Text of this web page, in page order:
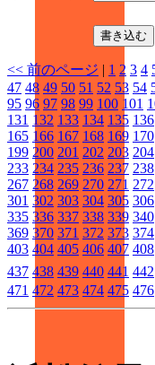
<< 前のページ | 1 2 3 4
47 48 49 50 51 52 53 54
95 96 97 98 99 100 101
131 132 133 134 135 136
165 166 167 168 169 170
199 200 201 202 203 204
233 234 235 236 237 238
267 268 269 270 271 272
301 302 303 304 305 306
335 336 337 338 339 340
369 370 371 372 373 374
403 404 405 406 407 408
437 438 439 440 441 442
471 472 473 474 475 476